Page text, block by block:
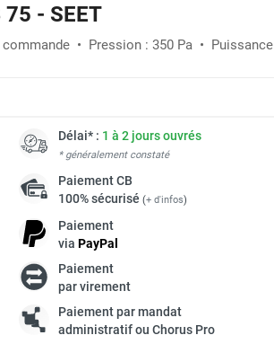
- SEET
• Pression : 350 Pa • Puissance
Délai* : 1 à 2 jours ouvrés
* généralement constaté
PaiementCB
100% sécurisé (+ d'infos)
Paiement
via PayPal
Paiement
par virement
Paiement par mandat
administratif ou Chorus Pro